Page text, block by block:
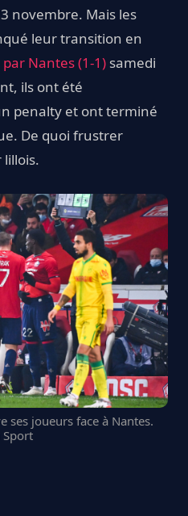
novembre. Mais les
leur transition en
Nantes (1-1) samedi
ils ont été
penalty et ont terminé
De quoi frustrer
ses joueurs face à Nantes.